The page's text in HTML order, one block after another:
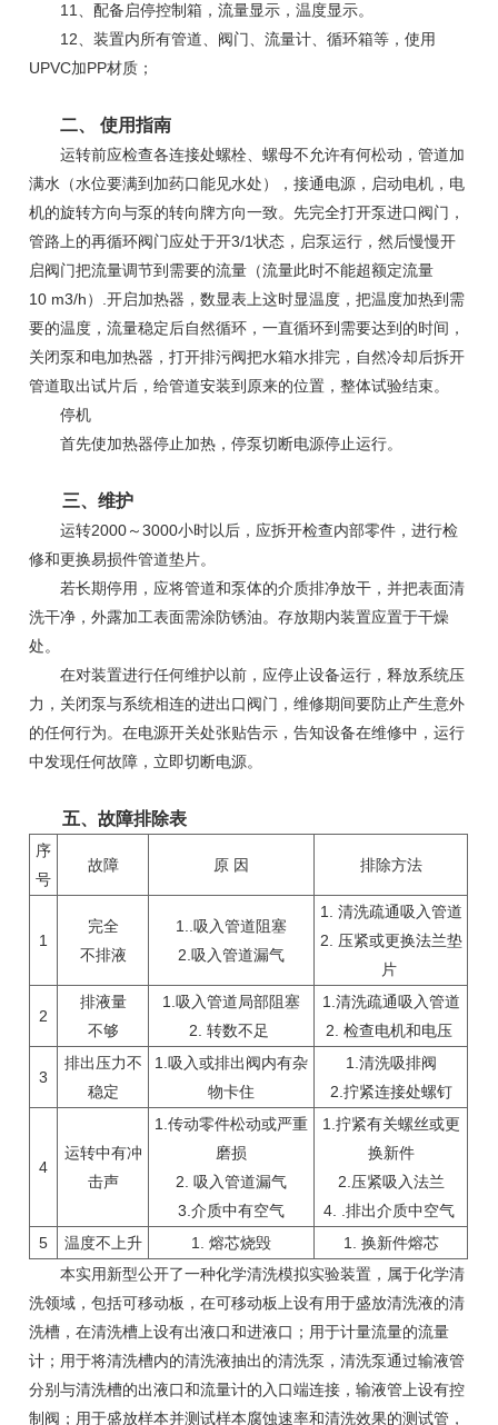
11、配备启停控制箱，流量显示，温度显示。
12、装置内所有管道、阀门、流量计、循环箱等，使用
UPVC加PP材质；
二、 使用指南
运转前应检查各连接处螺栓、螺母不允许有何松动，管道加
满水（水位要满到加药口能见水处），接通电源，启动电机，电
机的旋转方向与泵的转向牌方向一致。先完全打开泵进口阀门，
管路上的再循环阀门应处于开3/1状态，启泵运行，然后慢慢开
启阀门把流量调节到需要的流量（流量此时不能超额定流量
10 m3/h）.开启加热器，数显表上这时显温度，把温度加热到需
要的温度，流量稳定后自然循环，一直循环到需要达到的时间，
关闭泵和电加热器，打开排污阀把水箱水排完，自然冷却后拆开
管道取出试片后，给管道安装到原来的位置，整体试验结束。
停机
首先使加热器停止加热，停泵切断电源停止运行。
三、维护
运转2000～3000小时以后，应拆开检查内部零件，进行检
修和更换易损件管道垫片。
若长期停用，应将管道和泵体的介质排净放干，并把表面清
洗干净，外露加工表面需涂防锈油。存放期内装置应置于干燥
处。
在对装置进行任何维护以前，应停止设备运行，释放系统压
力，关闭泵与系统相连的进出口阀门，维修期间要防止产生意外
的任何行为。在电源开关处张贴告示，告知设备在维修中，运行
中发现任何故障，立即切断电源。
五、故障排除表
序
号
故障 原 因 排除方法
1
完全
不排液
1..吸入管道阻塞
2.吸入管道漏气
1. 清洗疏通吸入管道
2. 压紧或更换法兰垫
片
2
排液量
不够
1.吸入管道局部阻塞
2. 转数不足
1.清洗疏通吸入管道
2. 检查电机和电压
3
排出压力不
稳定
1.吸入或排出阀内有杂
物卡住
1.清洗吸排阀
2.拧紧连接处螺钉
4
运转中有冲
击声
1.传动零件松动或严重
磨损
2. 吸入管道漏气
3.介质中有空气
1.拧紧有关螺丝或更
换新件
2.压紧吸入法兰
4. .排出介质中空气
5
温度不上升 1. 熔芯烧毁
1. 换新件熔芯
本实用新型公开了一种化学清洗模拟实验装置，属于化学清
洗领域，包括可移动板，在可移动板上设有用于盛放清洗液的清
洗槽，在清洗槽上设有出液口和进液口；用于计量流量的流量
计；用于将清洗槽内的清洗液抽出的清洗泵，清洗泵通过输液管
分别与清洗槽的出液口和流量计的入口端连接，输液管上设有控
制阀；用于盛放样本并测试样本腐蚀速率和清洗效果的测试管，